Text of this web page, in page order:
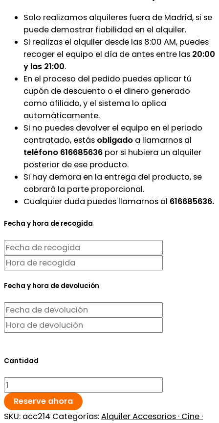
Solo realizamos alquileres fuera de Madrid, si se
puede demostrar fiabilidad en el alquiler.
Si realizas el alquiler desde las 8:00 AM, puedes
recoger el equipo el día de antes entre las 20:00
y las 21:00.
En el proceso del pedido puedes aplicar tú
cupón de descuento o el dinero generado
como afiliado, y el sistema lo aplica
automáticamente.
Si no puedes devolver el equipo en el periodo
contratado, estás obligado a llamarnos al
teléfono 616685636 por si hubiera un alquiler
posterior de ese producto.
Si hay demora en la entrega del producto, se
cobrará la parte proporcional.
Cualquier duda puedes llamarnos al 616685636.
Fecha y hora de recogida
Fecha y hora de devolución
Cantidad
Reserve ahora
SKU: acc214 Categorías:Alquiler Accesorios · Cine ·